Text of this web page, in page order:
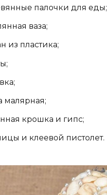
палочки для еды;
ваза;
из пластика;
малярная;
крошка и гипс;
и клеевой пистолет.